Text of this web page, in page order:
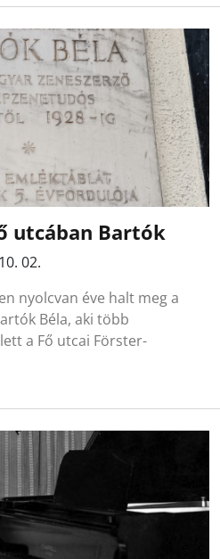
utcában Bartók
02.
nyolcvan éve halt meg a
Béla, aki több
a Fő utcai Förster-